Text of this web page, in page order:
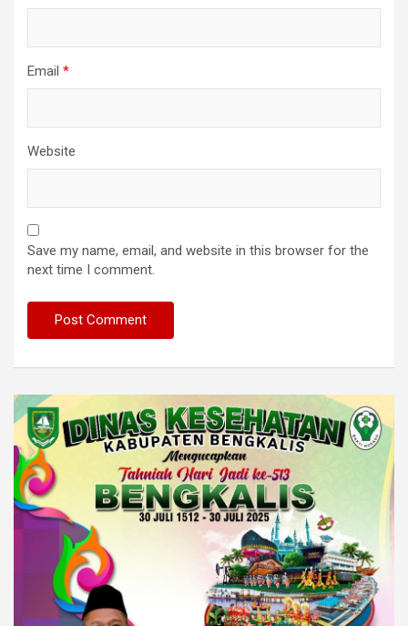
Email *
Website
Save my name, email, and website in this browser for the
next time I comment.